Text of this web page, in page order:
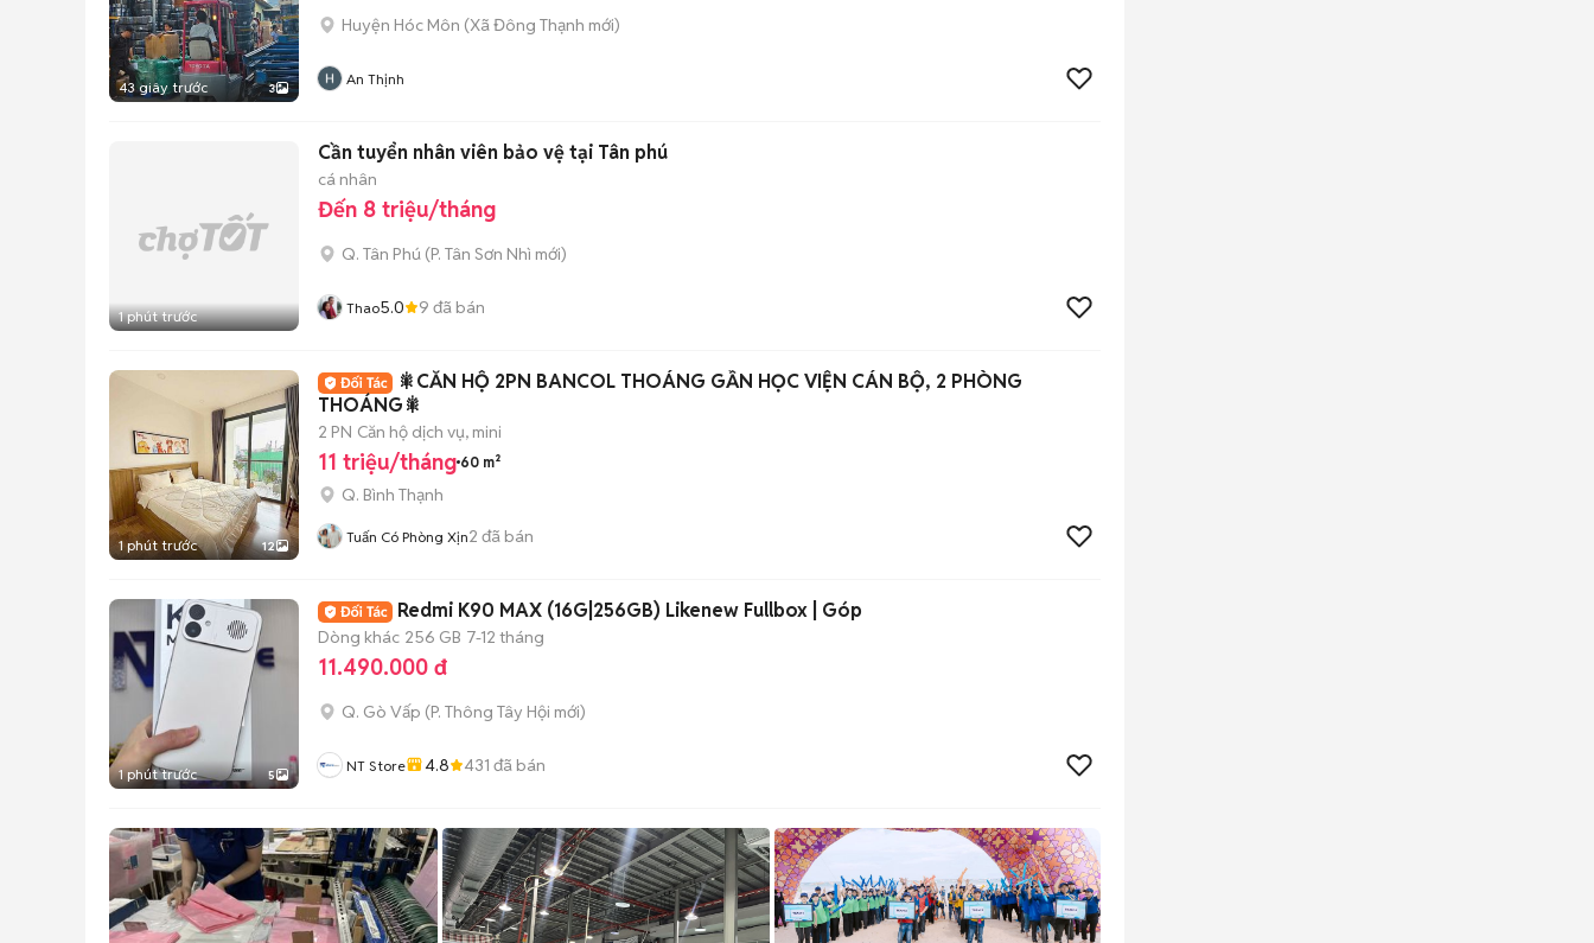
43 giây trước 3
Huyện Hóc Môn (Xã Đông Thạnh mới)
An Thịnh
1 phút trước
Cần tuyển nhân viên bảo vệ tại Tân phú
cá nhân
Đến 8 triệu/tháng
Q. Tân Phú (P. Tân Sơn Nhì mới)
Thao5.0 9 đã bán
1 phút trước 12
🎇CĂN HỘ 2PN BANCOL THOÁNG GẦN HỌC VIỆN CÁN BỘ, 2 PHÒNG
THOÁNG🎇
2 PN Căn hộ dịch vụ, mini
11 triệu/tháng 60 m²
Q. Bình Thạnh
Tuấn Có Phòng Xịn2 đã bán
1 phút trước 5
Redmi K90 MAX (16G|256GB) Likenew Fullbox | Góp
Dòng khác 256 GB 7-12 tháng
11.490.000 đ
Q. Gò Vấp (P. Thông Tây Hội mới)
NT Store 4.8 431 đã bán